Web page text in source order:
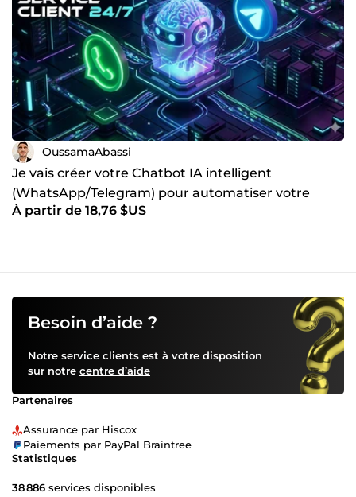
complexes en solutions simples et automatiques. À très
vite pour collaborer !
OussamaAbassi
Je vais créer votre Chatbot IA intelligent
(WhatsApp/Telegram) pour automatiser votre
Service Client
À partir de 18,76 $US
Besoin d’aide ?
Notre service clients est à votre disposition
sur notre centre d’aide
Partenaires
Assurance par Hiscox
Paiements par PayPal Braintree
Statistiques
38 886 services disponibles